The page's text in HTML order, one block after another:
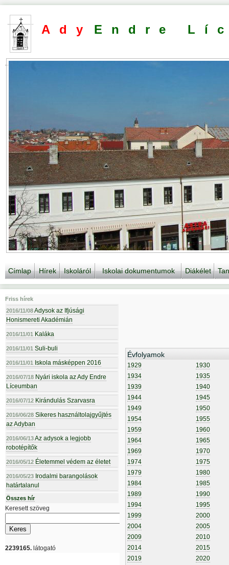
Ady Endre
Címlap Hírek Iskoláról Iskolai dokumentumok Diákélet
Friss hírek
2016/11/08Adysok az Ifjúsági
Honismereti Akadémián
2016/11/01 Kaláka
2016/11/01 Suli-buli
2016/11/01 Iskola másképpen 2016
2016/07/18 Nyári iskola az Ady Endre
Líceumban
2016/07/12 Kirándulás Szarvasra
2016/06/28 Sikeres használtolajgyűjtés
az Adyban
2016/06/13Az adysok a legjobb
robotépítők
2016/05/12 Életemmel védem az életet
2016/05/23 Irodalmi barangolások
határtalanul
Összes hír
Keresett szöveg
2239165. látogató
Évfolyamok
1929
1930
1934
1935
1939
1940
1944
1945
1949
1950
1954
1955
1959
1960
1964
1965
1969
1970
1974
1975
1979
1980
1984
1985
1989
1990
1994
1995
1999
2000
2004
2005
2009
2010
2014
2015
2019
2020